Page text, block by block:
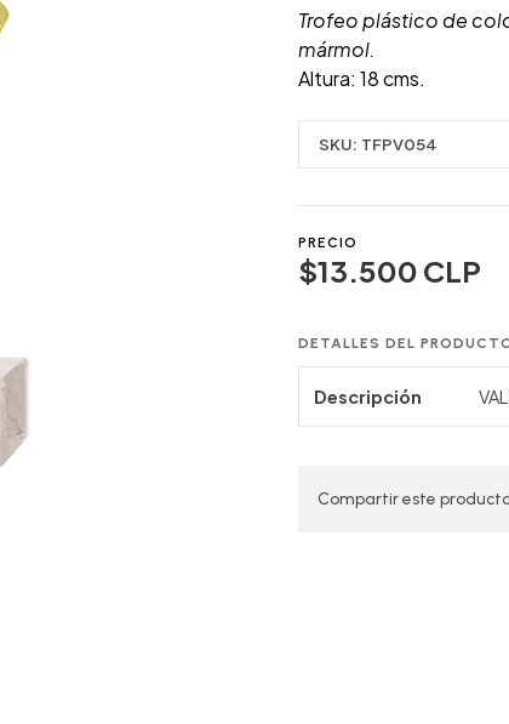
Trofeo plástico de
mármol.
Altura: 18 cms.
SKU: TFPV054
PRECIO
$13.500 CLP
DETALLES DEL
Descripción
Compartir este